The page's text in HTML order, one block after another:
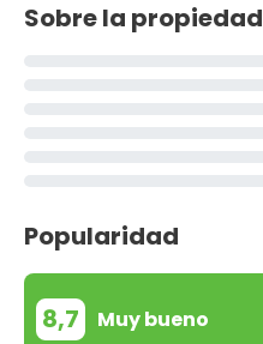
Sobre la propiedad
Popularidad
8,7 Muy bueno